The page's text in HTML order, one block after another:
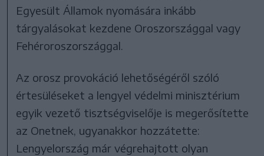
Egyesült Államok nyomására inkább
tárgyalásokat kezdene Oroszországgal vagy
Fehéroroszországgal.
Az orosz provokáció lehetőségéről szóló
értesüléseket a lengyel védelmi minisztérium
egyik vezető tisztségviselője is megerősítette
az Onetnek, ugyanakkor hozzátette:
Lengyelország már végrehajtott olyan